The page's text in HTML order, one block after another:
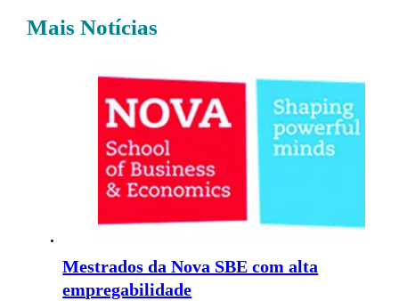
Mais Notícias
Mestrados da Nova SBE com alta
empregabilidade